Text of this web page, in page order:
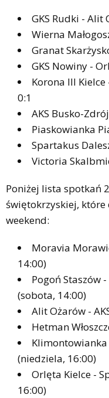
GKS Rudki - Alit
Wierna
Granat
GKS Nowiny -
Korona III
0:1
AKS Busko-
Piaskowianka
Spartakus
Victoria
Poniżej lista spotkań
świętokrzyskiej,
weekend:
Moravia
14:00)
Pogoń Staszów
(sobota, 14:00)
Alit Ożarów -
Hetman
Klimontowianka
(niedziela, 16:00)
Orlęta Kielce -
16:00)